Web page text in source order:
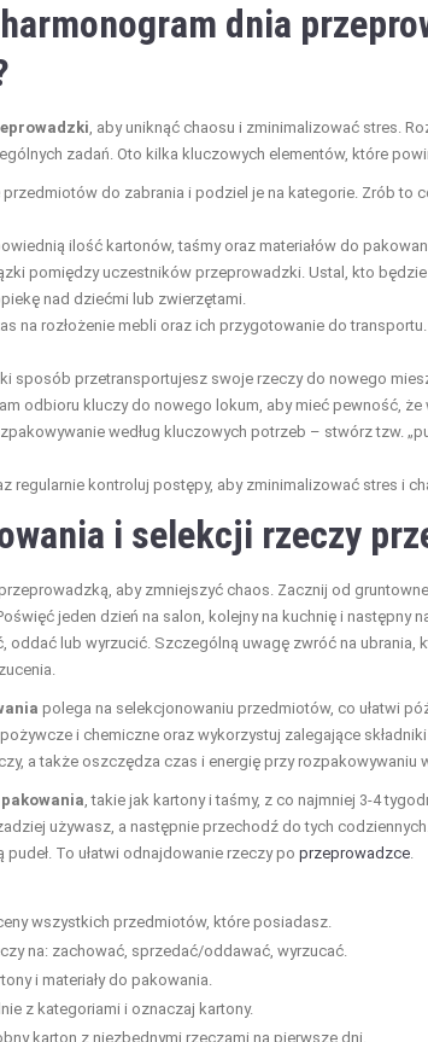
dnia
, aby uniknąć chaosu i zminimalizować stres.
zadań. Oto kilka kluczowych elementów, które
przedmiotów do zabrania i podziel je na kategorie. Zrób to
ilość kartonów, taśmy oraz materiałów do
pomiędzy uczestników przeprowadzki. Ustal, kto
nad dziećmi lub zwierzętami.
na rozłożenie mebli oraz ich przygotowanie do
sposób przetransportujesz swoje rzeczy do nowego
odbioru kluczy do nowego lokum, aby mieć pewność,
według kluczowych potrzeb – stwórz tzw.
regularnie kontroluj postępy, aby zminimalizować stres i
i selekcji rzeczy
aby zmniejszyć chaos. Zacznij od
jeden dzień na salon, kolejny na kuchnię i następny
oddać lub wyrzucić. Szczególną uwagę zwróć na ubrania,
polega na selekcjonowaniu przedmiotów, co ułatwi
i chemiczne oraz wykorzystuj zalegające
a także oszczędza czas i energię przy rozpakowywaniu
, takie jak kartony i taśmy, z co najmniej 3-4
używasz, a następnie przechodź do tych
To ułatwi odnajdowanie rzeczy po przeprowadzce.
wszystkich przedmiotów, które posiadasz.
na: zachować, sprzedać/oddawać, wyrzucać.
i materiały do pakowania.
z kategoriami i oznaczaj kartony.
karton z niezbędnymi rzeczami na pierwsze dni.